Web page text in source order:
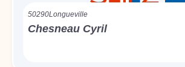
50290Longueville
Chesneau Cyril